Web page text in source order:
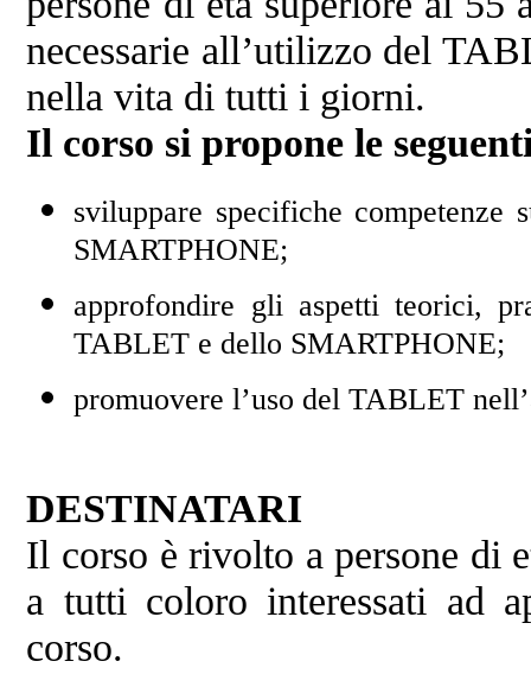
necessarie all’utilizzo del
nella vita di tutti i giorni.
Il corso si propone le
sviluppare specifiche
SMARTPHONE;
approfondire gli aspetti teorici,
TABLET e dello SMARTPHONE;
promuovere l’uso del TABLET
DESTINATARI
Il corso è rivolto a persone di
a tutti coloro interessati ad
corso.